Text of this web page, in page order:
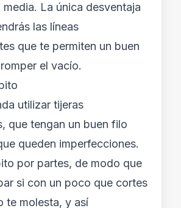
media. La única desventaja
las líneas
que te permiten un buen
el vacío.
utilizar tijeras
que tengan un buen filo
queden imperfecciones.
por partes, de modo que
si con un poco que cortes
te molesta, y así